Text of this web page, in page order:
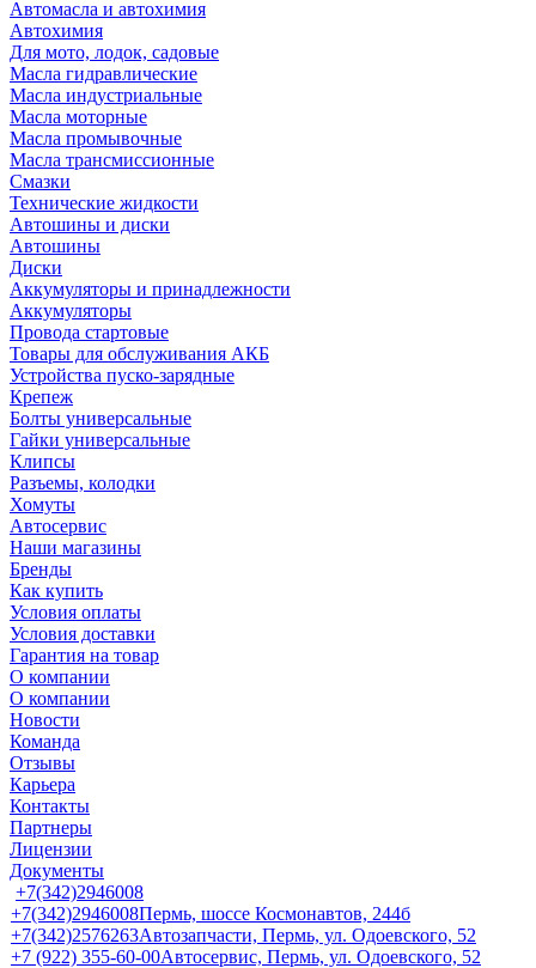
Автомасла и автохимия
Автохимия
Для мото, лодок, садовые
Масла гидравлические
Масла индустриальные
Масла моторные
Масла промывочные
Масла трансмиссионные
Смазки
Технические жидкости
Автошины и диски
Автошины
Диски
Аккумуляторы и принадлежности
Аккумуляторы
Провода стартовые
Товары для обслуживания АКБ
Устройства пуско-зарядные
Крепеж
Болты универсальные
Гайки универсальные
Клипсы
Разъемы, колодки
Хомуты
Автосервис
Наши магазины
Бренды
Как купить
Условия оплаты
Условия доставки
Гарантия на товар
О компании
О компании
Новости
Команда
Отзывы
Карьера
Контакты
Партнеры
Лицензии
Документы
+7(342)2946008
+7(342)2946008Пермь, шоссе Космонавтов, 244б
+7(342)2576263Автозапчасти, Пермь, ул. Одоевского, 52
+7 (922) 355-60-00Автосервис, Пермь, ул. Одоевского, 52